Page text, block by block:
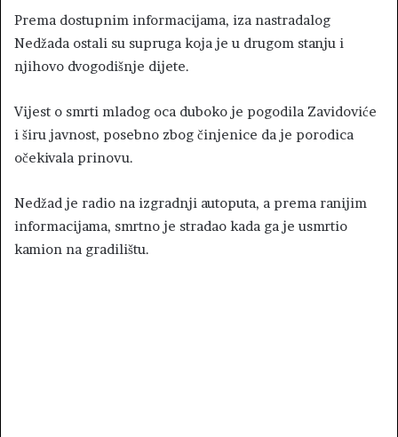
Prema dostupnim informacijama, iza nastradalog
Nedžada ostali su supruga koja je u drugom stanju i
njihovo dvogodišnje dijete.
Vijest o smrti mladog oca duboko je pogodila Zavidoviće
i širu javnost, posebno zbog činjenice da je porodica
očekivala prinovu.
Nedžad je radio na izgradnji autoputa, a prema ranijim
informacijama, smrtno je stradao kada ga je usmrtio
kamion na gradilištu.